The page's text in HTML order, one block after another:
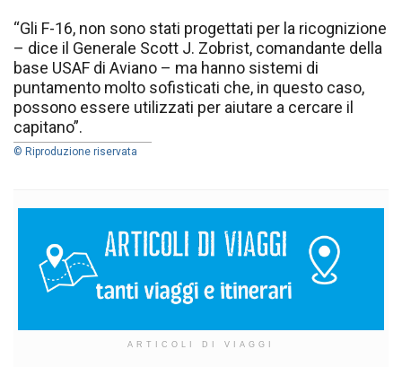
“Gli F-16, non sono stati progettati per la ricognizione
– dice il Generale Scott J. Zobrist, comandante della
base USAF di Aviano – ma hanno sistemi di
puntamento molto sofisticati che, in questo caso,
possono essere utilizzati per aiutare a cercare il
capitano”.
© Riproduzione riservata
ARTICOLI DI VIAGGI